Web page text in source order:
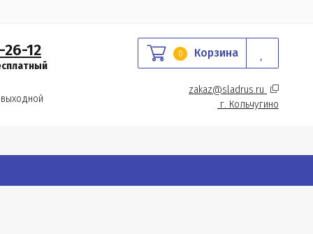
12 0 Корзина
zakaz@sladrus.ru
г. Кольчугино